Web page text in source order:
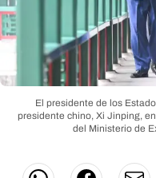
El presidente de los
presidente chino, Xi Jinping,
del Ministerio de